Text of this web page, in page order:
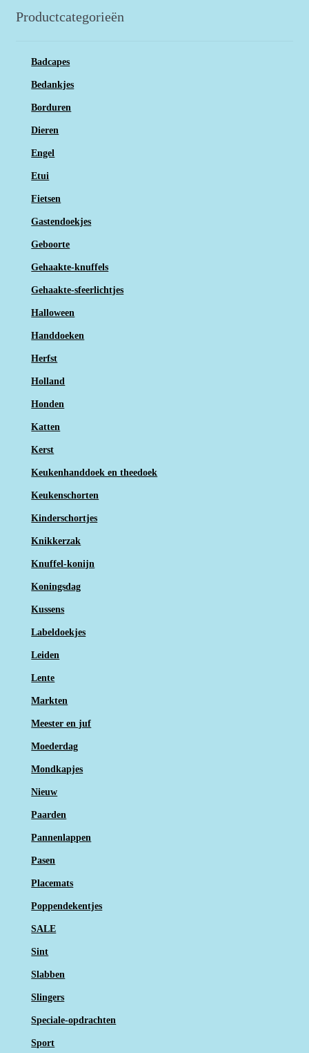
Productcategorieën
Badcapes
Bedankjes
Borduren
Dieren
Engel
Etui
Fietsen
Gastendoekjes
Geboorte
Gehaakte-knuffels
Gehaakte-sfeerlichtjes
Halloween
Handdoeken
Herfst
Holland
Honden
Katten
Kerst
Keukenhanddoek en theedoek
Keukenschorten
Kinderschortjes
Knikkerzak
Knuffel-konijn
Koningsdag
Kussens
Labeldoekjes
Leiden
Lente
Markten
Meester en juf
Moederdag
Mondkapjes
Nieuw
Paarden
Pannenlappen
Pasen
Placemats
Poppendekentjes
SALE
Sint
Slabben
Slingers
Speciale-opdrachten
Sport